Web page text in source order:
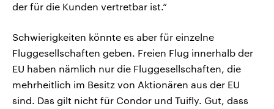
der für die Kunden vertretbar ist.“
Schwierigkeiten könnte es aber für einzelne
Fluggesellschaften geben. Freien Flug innerhalb der
EU haben nämlich nur die Fluggesellschaften, die
mehrheitlich im Besitz von Aktionären aus der EU
sind. Das gilt nicht für Condor und Tuifly. Gut, dass